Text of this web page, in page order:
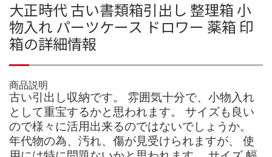
大正時代 古い書類箱引出し 整理箱 小
物入れ パーツケース ドロワー 薬箱 印
箱の詳細情報
商品説明
古い引出し収納です。 雰囲気十分で、小物入れ
として重宝するかと思われます。 サイズも良い
ので様々に活用出来るのではないでしょうか。
年代物の為、汚れ、傷が見受けられますが、 使